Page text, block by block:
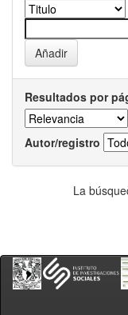
Resultados por
Autor/registro
La